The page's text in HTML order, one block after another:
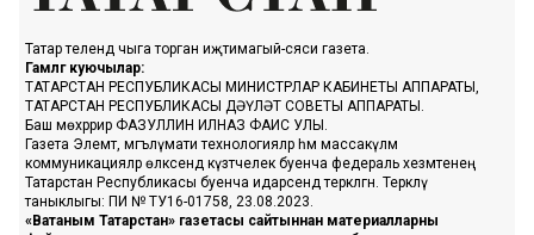
Татар телендә чыга торган иҗтимагый-сәяси газета.
Гамәлгә куючылар:
ТАТАРСТАН РЕСПУБЛИКАСЫ МИНИСТРЛАР КАБИНЕТЫ АППАРАТЫ,
ТАТАРСТАН РЕСПУБЛИКАСЫ ДӘҮЛӘТ СОВЕТЫ АППАРАТЫ.
Баш мөхәррир ФАЗУЛЛИН ИЛНАЗ ФАИС УЛЫ.
Газета Элемтә, мәгълүмати технологияләр һәм массакүләм
коммуникацияләр өлкәсендә күзәтчелек буенча федераль хезмәтенең
Татарстан Республикасы буенча идарәсендә теркәлгән. Теркәлү
таныклыгы: ПИ № ТУ16-01758, 23.08.2023.
«Ватаным Татарстан» газетасы сайтыннан материалларны